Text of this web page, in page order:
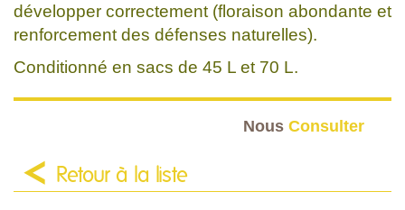
développer correctement (floraison abondante et
renforcement des défenses naturelles).
Conditionné en sacs de 45 L et 70 L.
Nous Consulter
Retour à la liste